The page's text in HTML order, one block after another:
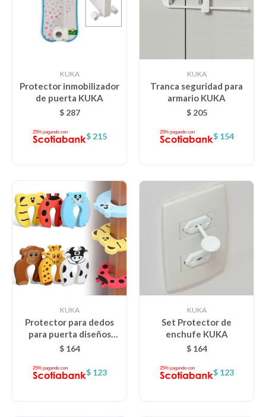
KUKA
Protector inmobilizador
de puerta KUKA
$ 287
$ 215
KUKA
Tranca seguridad para
armario KUKA
$ 205
$ 154
KUKA
Protector para dedos
para puerta diseños
surtidos
$ 164
$ 123
KUKA
Set Protector de
enchufe KUKA
$ 164
$ 123